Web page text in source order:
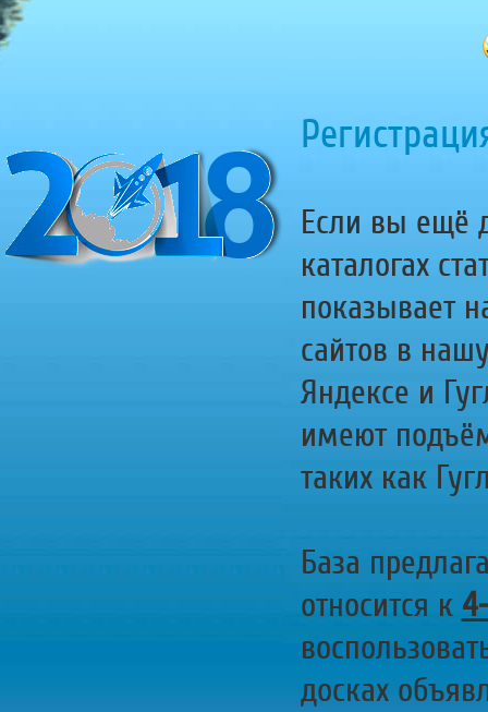
Если вы ещё
каталогах
показывает
сайтов в
Яндексе и
имеют
таких как
База
относится к
досках